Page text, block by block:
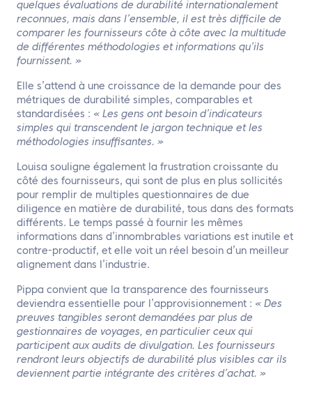
quelques évaluations de durabilité internationalement
reconnues, mais dans l’ensemble, il est très difficile de
comparer les fournisseurs côte à côte avec la multitude
de différentes méthodologies et informations qu’ils
fournissent. »
Elle s’attend à une croissance de la demande pour des
métriques de durabilité simples, comparables et
standardisées : « Les gens ont besoin d’indicateurs
simples qui transcendent le jargon technique et les
méthodologies insuffisantes. »
Louisa souligne également la frustration croissante du
côté des fournisseurs, qui sont de plus en plus sollicités
pour remplir de multiples questionnaires de due
diligence en matière de durabilité, tous dans des formats
différents. Le temps passé à fournir les mêmes
informations dans d’innombrables variations est inutile et
contre-productif, et elle voit un réel besoin d’un meilleur
alignement dans l’industrie.
Pippa convient que la transparence des fournisseurs
deviendra essentielle pour l’approvisionnement : « Des
preuves tangibles seront demandées par plus de
gestionnaires de voyages, en particulier ceux qui
participent aux audits de divulgation. Les fournisseurs
rendront leurs objectifs de durabilité plus visibles car ils
deviennent partie intégrante des critères d’achat. »